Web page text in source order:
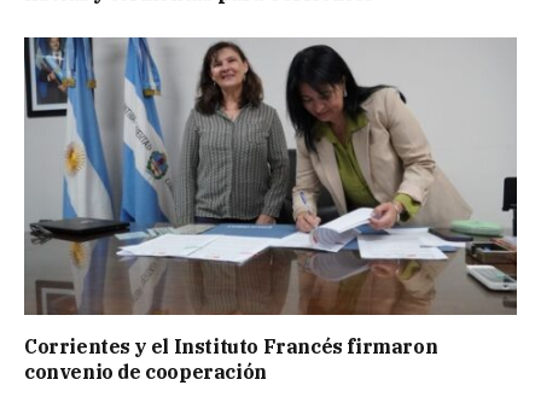
Corrientes y el Instituto Francés firmaron
convenio de cooperación